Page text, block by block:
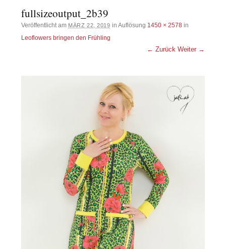
fullsizeoutput_2b39
Veröffentlicht am MÄRZ 22, 2019 in Auflösung 1450 × 2578in
Leoflowers bringen den Frühling
← Zurück Weiter →